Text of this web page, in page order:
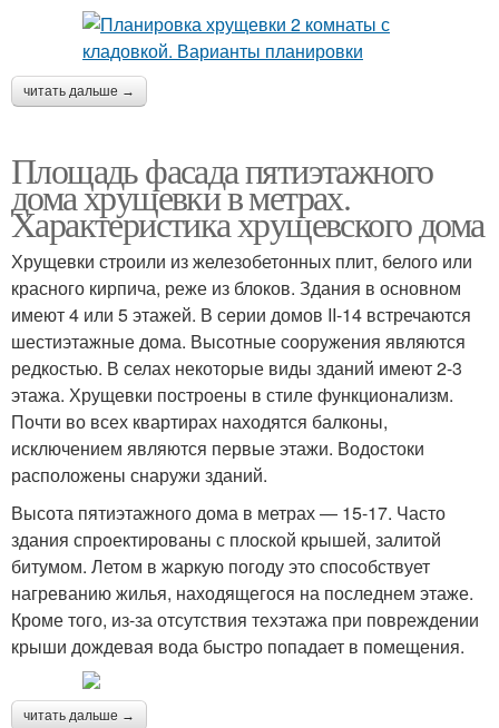
читать дальше →
Площадь фасада пятиэтажного
дома хрущевки в метрах.
Характеристика хрущевского дома
Хрущевки строили из железобетонных плит, белого или
красного кирпича, реже из блоков. Здания в основном
имеют 4 или 5 этажей. В серии домов II-14 встречаются
шестиэтажные дома. Высотные сооружения являются
редкостью. В селах некоторые виды зданий имеют 2-3
этажа. Хрущевки построены в стиле функционализм.
Почти во всех квартирах находятся балконы,
исключением являются первые этажи. Водостоки
расположены снаружи зданий.
Высота пятиэтажного дома в метрах — 15-17. Часто
здания спроектированы с плоской крышей, залитой
битумом. Летом в жаркую погоду это способствует
нагреванию жилья, находящегося на последнем этаже.
Кроме того, из-за отсутствия техэтажа при повреждении
крыши дождевая вода быстро попадает в помещения.
читать дальше →